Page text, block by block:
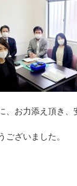
、お力添え頂き、
ございました。